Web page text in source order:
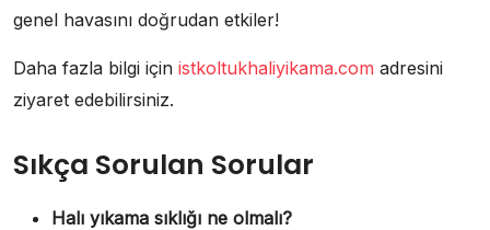
genel havasını doğrudan etkiler!
Daha fazla bilgi için istkoltukhaliyikama.com adresini
ziyaret edebilirsiniz.
Sıkça Sorulan Sorular
Halı yıkama sıklığı ne olmalı?